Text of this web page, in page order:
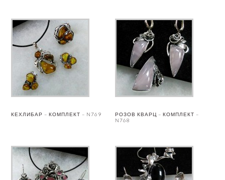
КЕХЛИБАР – КОМПЛЕКТ – N769
РОЗОВ КВАРЦ – КОМПЛЕКТ –
N768